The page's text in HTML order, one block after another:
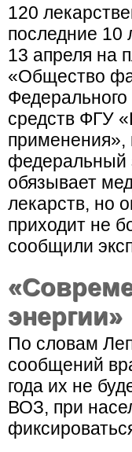
120
последние 10
13 апреля на
«Общество
средств ФГУ
федеральный
обязывает
лекарств, но
приходит не
сообщили
энергии»
По словам
сообщений
года их не
ВОЗ, при